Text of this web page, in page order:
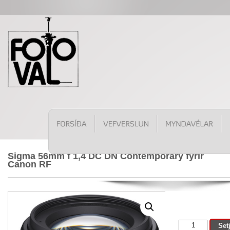
Sigma 56mm f 1,4 DC DN Contemporary fyrir
Canon RF
Sigma